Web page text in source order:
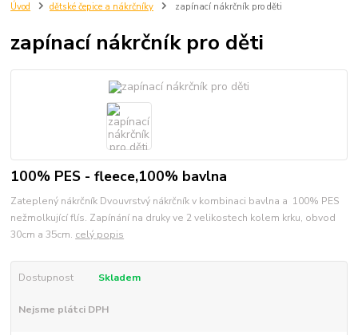
Úvod dětské čepice a nákrčníky zapínací nákrčník pro děti
zapínací nákrčník pro děti
100% PES - fleece,100% bavlna
Zateplený nákrčník Dvouvrstvý nákrčník v kombinaci bavlna a 100% PES
nežmolkující flís. Zapínání na druky ve 2 velikostech kolem krku, obvod
30cm a 35cm. celý popis
Dostupnost Skladem
Nejsme plátci DPH